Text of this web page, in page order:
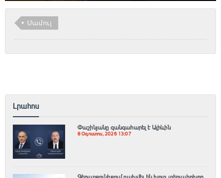
Մամուլ
Լրահոս
Փաշինյանը զանգահարել է Ալիևին
8 Օգոստոս, 2026 13:07